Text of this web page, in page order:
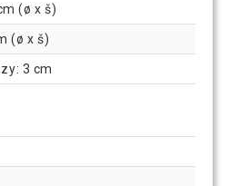
(ø x š)
(ø x š)
3 cm